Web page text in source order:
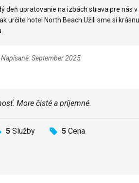
deň upratovanie na izbách strava pre nás v
určite hotel North Beach.Užili sme si krásnu
September 2025
More čisté a príjemné.
5 Služby 5 Cena